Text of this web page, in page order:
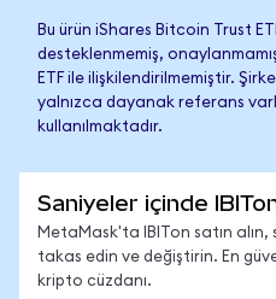
Bu ürün iShares Bitcoin Trust
desteklenmemiş,
ETF ile ilişkilendirilmemiştir.
yalnızca dayanak referans
kullanılmaktadır.
Saniyeler içinde
MetaMask'ta IBITon satın alın,
takas edin ve değiştirin. En
kripto cüzdanı.